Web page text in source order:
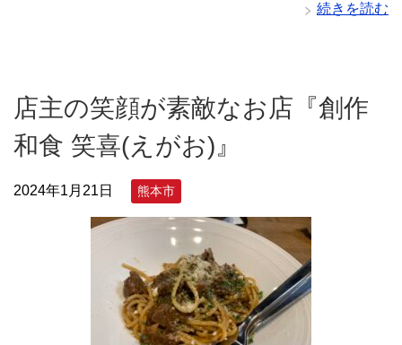
続きを読む
店主の笑顔が素敵なお店『創作
和食 笑喜(えがお)』
2024年1月21日 熊本市